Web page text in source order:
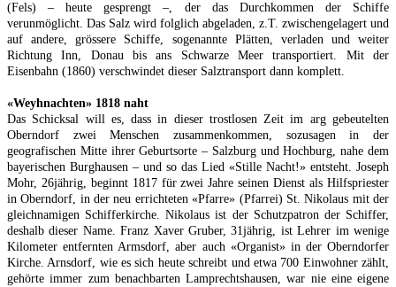
(Fels) – heute gesprengt –, der das Durchkommen der Schiffe
verunmöglicht. Das Salz wird folglich abgeladen, z.T. zwischengelagert und
auf andere, grössere Schiffe, sogenannte Plätten, verladen und weiter
Richtung Inn, Donau bis ans Schwarze Meer transportiert. Mit der
Eisenbahn (1860) verschwindet dieser Salztransport dann komplett.
«Weyhnachten» 1818 naht
Das Schicksal will es, dass in dieser trostlosen Zeit im arg gebeutelten
Oberndorf zwei Menschen zusammenkommen, sozusagen in der
geografischen Mitte ihrer Geburtsorte – Salzburg und Hochburg, nahe dem
bayerischen Burghausen – und so das Lied «Stille Nacht!» entsteht. Joseph
Mohr, 26jährig, beginnt 1817 für zwei Jahre seinen Dienst als Hilfspriester
in Oberndorf, in der neu errichteten «Pfarre» (Pfarrei) St. Nikolaus mit der
gleichnamigen Schifferkirche. Nikolaus ist der Schutzpatron der Schiffer,
deshalb dieser Name. Franz Xaver Gruber, 31jährig, ist Lehrer im wenige
Kilometer entfernten Armsdorf, aber auch «Organist» in der Oberndorfer
Kirche. Arnsdorf, wie es sich heute schreibt und etwa 700 Einwohner zählt,
gehörte immer zum benachbarten Lamprechtshausen, war nie eine eigene